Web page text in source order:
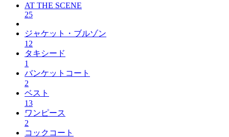
AT THE SCENE
25
ジャケット・ブルゾン
12
タキシード
1
バンケットコート
2
ベスト
13
ワンピース
2
コックコート